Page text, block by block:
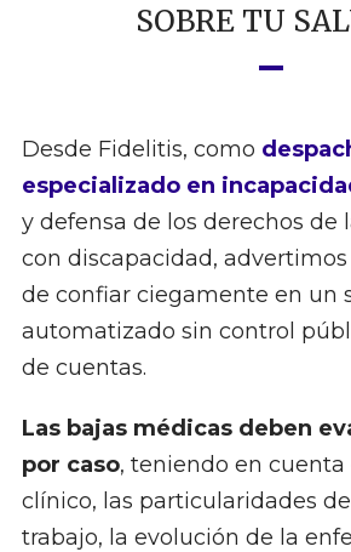
SOBRE TU
Desde Fidelitis, como
especializado en
y defensa de los derechos de
con discapacidad,
de confiar ciegamente en un
automatizado sin control
de cuentas.
Las bajas médicas deben
por caso, teniendo en cuenta
clínico, las particularidades
trabajo, la evolución de la